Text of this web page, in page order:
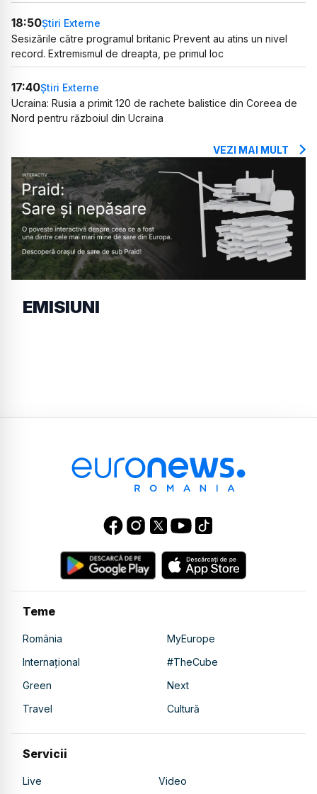
18:50Știri Externe
Sesizările către programul britanic Prevent au atins un nivel
record. Extremismul de dreapta, pe primul loc
17:40Știri Externe
Ucraina: Rusia a primit 120 de rachete balistice din Coreea de
Nord pentru războiul din Ucraina
VEZI MAI MULT
EMISIUNI
Teme
România
MyEurope
Internațional
#TheCube
Green
Next
Travel
Cultură
Servicii
Live Video